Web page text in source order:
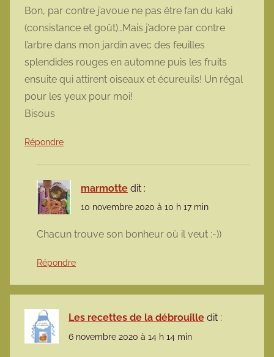
Bon, par contre j’avoue ne pas être fan du kaki
(consistance et goût)…Mais j’adore par contre
l’arbre dans mon jardin avec des feuilles
splendides rouges en automne puis les fruits
ensuite qui attirent oiseaux et écureuils! Un régal
pour les yeux pour moi!
Bisous
Répondre
marmotte dit :
10 novembre 2020 à 10 h 17 min
Chacun trouve son bonheur où il veut :-))
Répondre
Les recettes de la débrouille dit :
6 novembre 2020 à 14 h 14 min